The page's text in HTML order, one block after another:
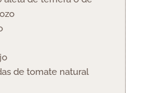
de tomate natural